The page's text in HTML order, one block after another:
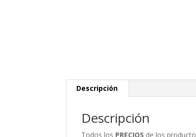
Descripción
Descripción
Todos los PRECIOS de los